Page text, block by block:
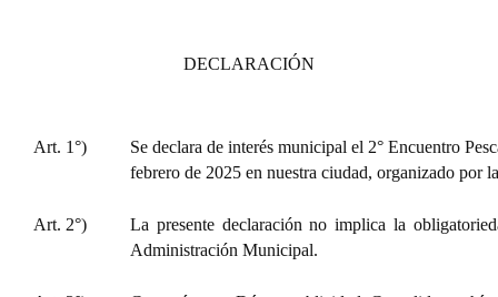
Banca del Vecino - Registro
Antiguos Pobladores - Registro
Bariloche, Municipio intercultural
DECLARACIÓN
Art. 1°) Se declara de interés municipal el 2°Encuentro
febrero de 2025 en nuestra ciudad, organizado por
Art. 2°)
La presente declaración no implica la
Administración Municipal.